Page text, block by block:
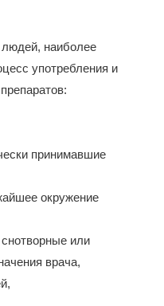
людей, наиболее
употребления и
принимавшие
окружение
или
врача,